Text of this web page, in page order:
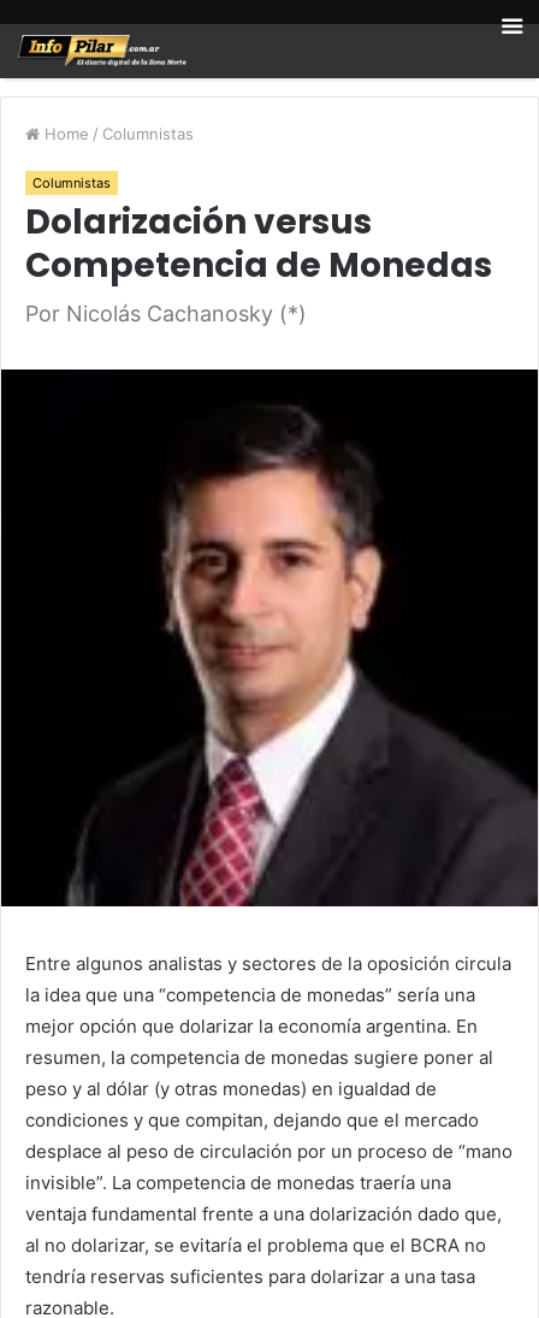
Home / Columnistas
Columnistas
Dolarización versus
Competencia de Monedas
Por Nicolás Cachanosky (*)
Entre algunos analistas y sectores de la oposición circula
la idea que una “competencia de monedas” sería una
mejor opción que dolarizar la economía argentina. En
resumen, la competencia de monedas sugiere poner al
peso y al dólar (y otras monedas) en igualdad de
condiciones y que compitan, dejando que el mercado
desplace al peso de circulación por un proceso de “mano
invisible”. La competencia de monedas traería una
ventaja fundamental frente a una dolarización dado que,
al no dolarizar, se evitaría el problema que el BCRA no
tendría reservas suficientes para dolarizar a una tasa
razonable.